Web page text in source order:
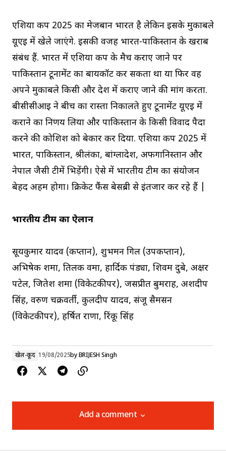
एशिया कप 2025 का मेजबान भारत है लेकिन इसके मुकाबले
यूएई में खेले जाएंगे. इसकी वजह भारत-पाकिस्तान के खराब
संबंध हैं. भारत में एशिया कप के मैच कराए जाने पर
पाकिस्तान टूर्नामेंट का बायकॉट कर सकता था या फिर वह
अपने मुकाबले किसी और देश में कराए जाने की मांग करता.
बीसीसीआई ने बीच का रास्ता निकालते हुए टूर्नामेंट यूएई में
कराने का निर्णय लिया और पाकिस्तान के किसी विवाद पैदा
करने की कोशिश को बेकार कर दिया. एशिया कप 2025 में
भारत, पाकिस्तान, श्रीलंका, बांग्लादेश, अफगानिस्तान और
नेपाल जैसी टीमें भिड़ेंगी। ऐसे में भारतीय टीम का संयोजन
बेहद अहम होगा। क्रिकेट फैंस बेसब्री से इंतजार कर रहे हैं |
भारतीय टीम का ऐलान
सूर्यकुमार यादव (कप्तान), शुभमन गिल (उपकप्तान),
अभिषेक शर्मा, तिलक वर्मा, हार्दिक पंड्या, शिवम दुबे, अक्षर
पटेल, जितेश शर्मा (विकेटकीपर), जसप्रीत बुमराह, अर्शदीप
सिंह, वरुण चक्रवर्ती, कुलदीप यादव, संजू सैमसन
(विकेटकीपर), हर्षित राणा, रिंकू सिंह
खेल-कूद 19/08/2025byBRIJESH Singh
Add a comment
Add a comment